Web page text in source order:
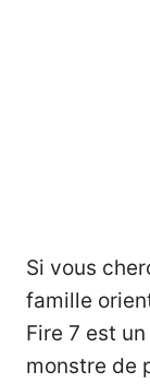
Si vous
famille
Fire 7 est
monstre de